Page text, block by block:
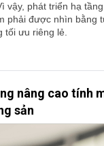
vậy, phát triển hạ
phải được nhìn bằng
tối ưu riêng lẻ.
nâng cao tính
sản